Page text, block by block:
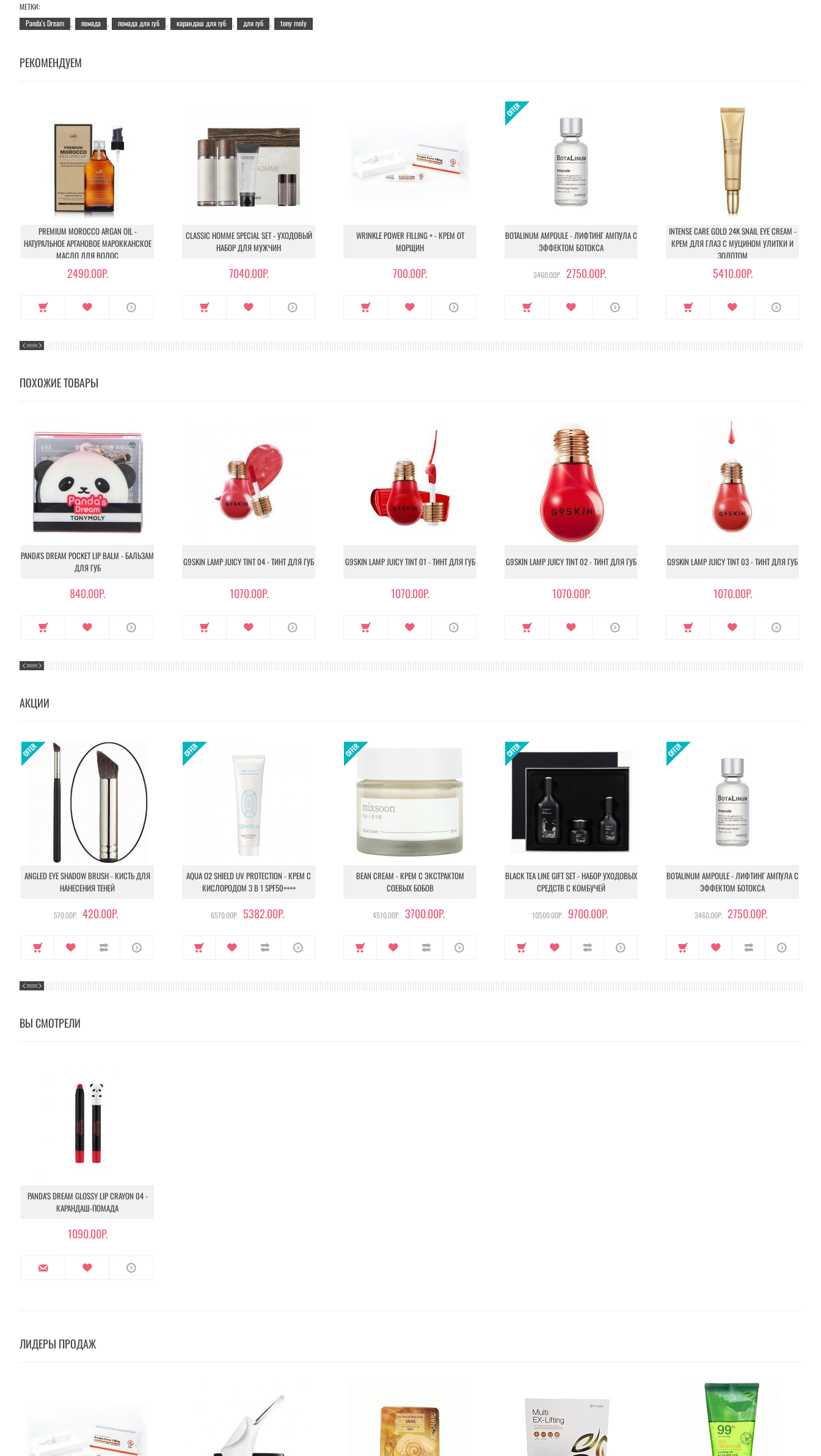
05 True red
МЕТКИ:
Panda's Dream
помада помада для губ карандаш для губ для губ tony moly
РЕКОМЕНДУЕМ
PREMIUM MOROCCO ARGAN OIL -
НАТУРАЛЬНОЕ АРГАНОВОЕ МАРОККАНСКОЕ
МАСЛО ДЛЯ ВОЛОС
2490.00Р.
CLASSIC HOMME SPECIAL SET - УХОДОВЫЙ
НАБОР ДЛЯ МУЖЧИН
7040.00Р.
WRINKLE POWER FILLING + - КРЕМ ОТ
МОРЩИН
700.00Р.
BOTALINUM AMPOULE - ЛИФТИНГ АМПУЛА С
ЭФФЕКТОМ БОТОКСА
3460.00Р. 2750.00Р.
INTENSE CARE GOLD 24K SNAIL EYE CREAM -
КРЕМ ДЛЯ ГЛАЗ С МУЦИНОМ УЛИТКИ И
ЗОЛОТОМ
5410.00Р.
ПОХОЖИЕ ТОВАРЫ
PANDA'S DREAM POCKET LIP BALM - БАЛЬЗАМ
ДЛЯ ГУБ
840.00Р.
G9SKIN LAMP JUICY TINT 04 - ТИНТ ДЛЯ ГУБ
1070.00Р.
G9SKIN LAMP JUICY TINT 01 - ТИНТ ДЛЯ ГУБ
1070.00Р.
G9SKIN LAMP JUICY TINT 02 - ТИНТ ДЛЯ ГУБ
1070.00Р.
G9SKIN LAMP JUICY TINT 03 - ТИНТ ДЛЯ ГУБ
1070.00Р.
АКЦИИ
ANGLED EYE SHADOW BRUSH - КИСТЬ ДЛЯ
НАНЕСЕНИЯ ТЕНЕЙ
570.00Р. 420.00Р.
AQUA O2 SHIELD UV PROTECTION - КРЕМ С
КИСЛОРОДОМ 3 В 1 SPF50++++
6570.00Р. 5382.00Р.
BEAN CREAM - КРЕМ С ЭКСТРАКТОМ
СОЕВЫХ БОБОВ
4510.00Р. 3700.00Р.
BLACK TEA LINE GIFT SET - НАБОР УХОДОВЫХ
СРЕДСТВ С КОМБУЧЕЙ
10500.00Р. 9700.00Р.
BOTALINUM AMPOULE - ЛИФТИНГ АМПУЛА С
ЭФФЕКТОМ БОТОКСА
3460.00Р. 2750.00Р.
ВЫ СМОТРЕЛИ
PANDA'S DREAM GLOSSY LIP CRAYON 04 -
КАРАНДАШ-ПОМАДА
1090.00Р.
ЛИДЕРЫ ПРОДАЖ